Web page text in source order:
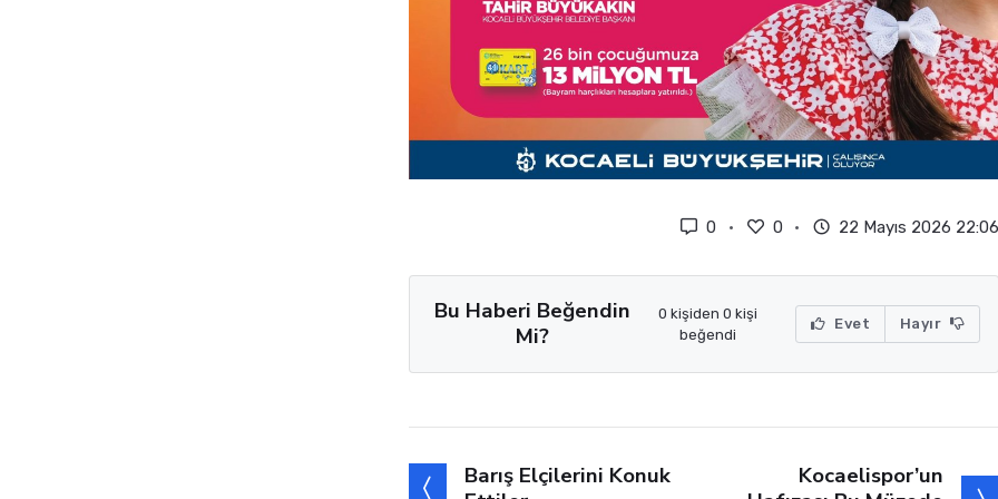
0 0 22 Mayıs 2026 22:06
Bu Haberi Beğendin
Mi?
0 kişiden 0 kişi
beğendi
Evet Hayır
Barış Elçilerini Konuk
Kocaelispor’un